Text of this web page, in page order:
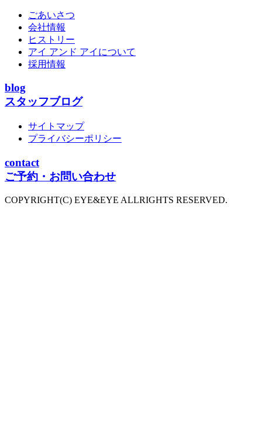
ごあいさつ
会社情報
ヒストリー
アイ アンド アイについて
採用情報
blog
スタッフブログ
サイトマップ
プライバシーポリシー
contact
ご予約・お問い合わせ
COPYRIGHT(C) EYE&EYE ALLRIGHTS RESERVED.